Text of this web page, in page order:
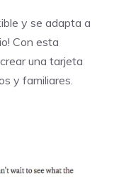
y se adapta a
Con esta
una tarjeta
y familiares.